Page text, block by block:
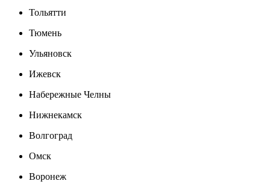
Тольятти
Тюмень
Ульяновск
Ижевск
Набережные Челны
Нижнекамск
Волгоград
Омск
Воронеж